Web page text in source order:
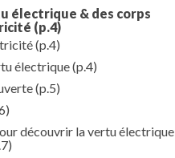
électrique & des corps
(p.4)
(p.4)
électrique(p.4)
(p.5)
découvrir la vertu électrique